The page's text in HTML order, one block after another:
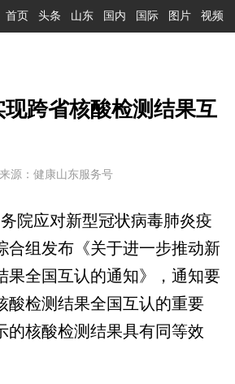
首页 头条 山东 国内 国际 图片 视频
跨省核酸检测结果互
源：健康山东服务号
应对新型冠状病毒肺炎疫
合组发布《关于进一步推动新
果全国互认的通知》，通知要
酸检测结果全国互认的重要
的核酸检测结果具有同等效